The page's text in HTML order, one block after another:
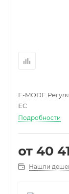
E-MODE
ЕС
Подробности
от 40
Нашли